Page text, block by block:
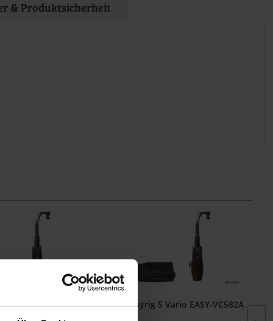
& Produktsicherheit
Vario EASY-VC582B Easyrig 5 Vario EASY-VC582A